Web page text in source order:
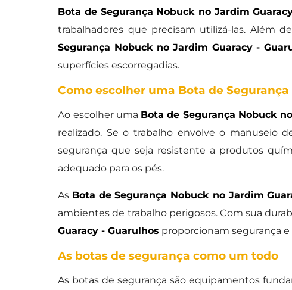
Bota de Segurança Nobuck no Jardim
trabalhadores que precisam utilizá-las. Além
Segurança Nobuck no Jardim Guaracy -
superfícies escorregadias.
Como escolher uma Bota de
Ao escolher uma Bota de Segurança Nobuck
realizado. Se o trabalho envolve o manuseio
segurança que seja resistente a produtos
adequado para os pés.
As Bota de Segurança Nobuck no Jardim
ambientes de trabalho perigosos. Com sua
Guaracy - Guarulhos proporcionam segurança
As botas de segurança como um todo
As botas de segurança são equipamentos